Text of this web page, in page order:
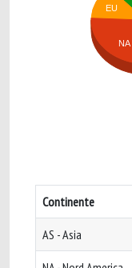
EU
NA
Continente
AS - Asia